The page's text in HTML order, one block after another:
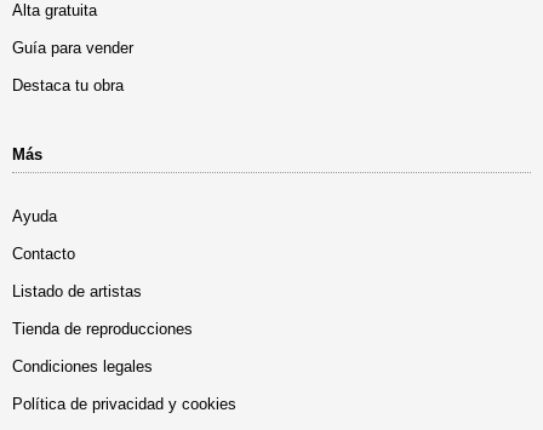
Alta gratuita
Guía para vender
Destaca tu obra
Más
Ayuda
Contacto
Listado de artistas
Tienda de reproducciones
Condiciones legales
Política de privacidad y cookies